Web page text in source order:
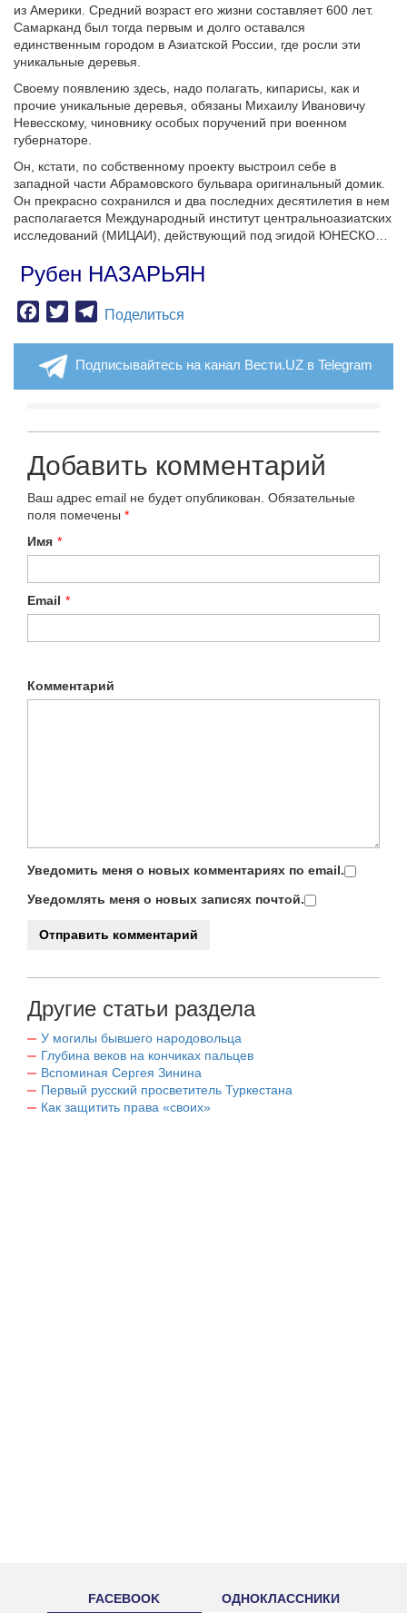
из Америки. Средний возраст его жизни составляет 600 лет.
Самарканд был тогда первым и долго оставался
единственным городом в Азиатской России, где росли эти
уникальные деревья.
Своему появлению здесь, надо полагать, кипарисы, как и
прочие уникальные деревья, обязаны Михаилу Ивановичу
Невесскому, чиновнику особых поручений при военном
губернаторе.
Он, кстати, по собственному проекту выстроил себе в
западной части Абрамовского бульвара оригинальный домик.
Он прекрасно сохранился и два последних десятилетия в нем
располагается Международный институт центральноазиатских
исследований (МИЦАИ), действующий под эгидой ЮНЕСКО…
Рубен НАЗАРЬЯН
Facebook
TwitterTelegram
Поделиться
Подписывайтесь на канал Вести.UZ в Telegram
Добавить комментарий
Ваш адрес email не будет опубликован. Обязательные
поля помечены *
Имя *
Email *
Комментарий
Уведомить меня о новых комментариях по email.
Уведомлять меня о новых записях почтой.
Другие статьи раздела
У могилы бывшего народовольца
Глубина веков на кончиках пальцев
Вспоминая Сергея Зинина
Первый русский просветитель Туркестана
Как защитить права «своих»
FACEBOOK ОДНОКЛАССНИКИ